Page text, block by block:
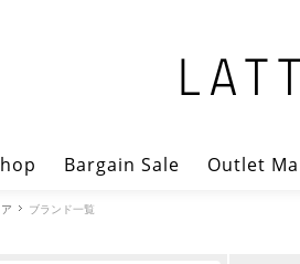
Bargain Sale Outlet
ブランド一覧